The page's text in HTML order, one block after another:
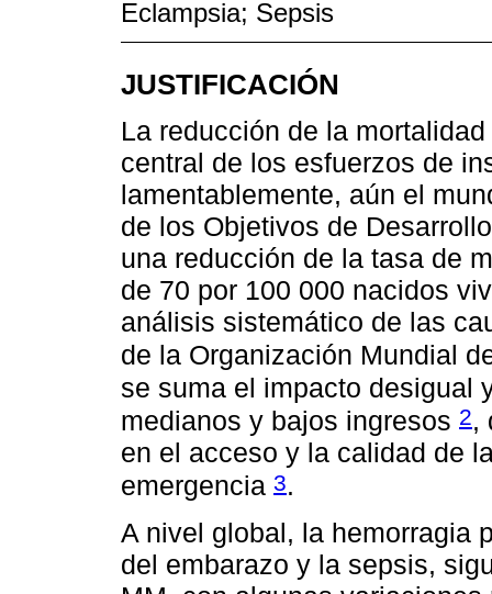
Eclampsia; Sepsis
JUSTIFICACIÓN
La reducción de la
central de los esfuerzos de
lamentablemente, aún el
de los Objetivos de
una reducción de la tasa de
de 70 por 100 000 nacidos
análisis sistemático de las
de la Organización Mundial
se suma el impacto desigual
medianos y bajos ingresos 2,
en el acceso y la calidad de
emergencia 3.
A nivel global, la hemorragia
del embarazo y la sepsis,